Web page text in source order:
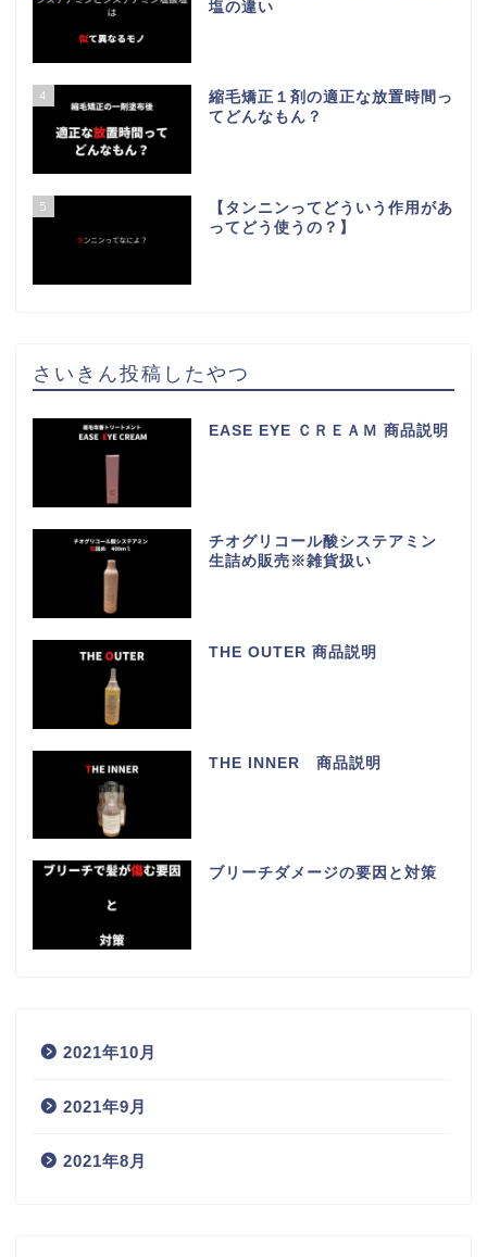
塩の違い
4
縮毛矯正１剤の適正な放置時間っ
てどんなもん？
5
【タンニンってどういう作用があ
ってどう使うの？】
さいきん投稿したやつ
EASE EYE ＣＲＥＡＭ 商品説明
チオグリコール酸システアミン
生詰め販売※雑貨扱い
THE OUTER 商品説明
THE INNER 商品説明
ブリーチダメージの要因と対策
2021年10月
2021年9月
2021年8月